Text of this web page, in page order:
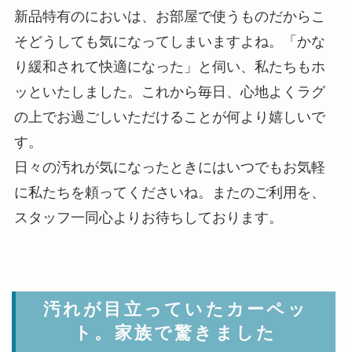
新品特有のにおいは、お部屋で使うものだからこ
そどうしても気になってしまいますよね。「かな
り緩和されて快適になった」と伺い、私たちもホ
ッといたしました。これから毎日、心地よくラグ
の上でお過ごしいただけることが何より嬉しいで
す。
日々の汚れが気になったときにはいつでもお気軽
に私たちを頼ってくださいね。またのご利用を、
スタッフ一同心よりお待ちしております。
汚れが目立っていたカーペッ
ト。家族で驚きました